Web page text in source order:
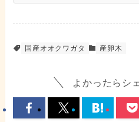
国産オオクワガタ 産卵木
よかったらシ